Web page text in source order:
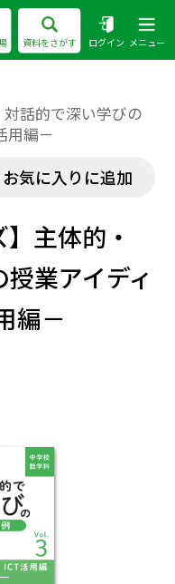
資料をさがす ログイン メニュー
対話的で深い学びの
用編－
お気に入りに追加
】主体的・
業アイディ
編－